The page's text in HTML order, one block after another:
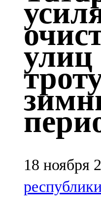
Казан
91,5 FM
Кайбыч
106,1 FM
Кама
71,51 FM
Кукмара
107,9 FM
102,1 FM
улиц
18 ноября